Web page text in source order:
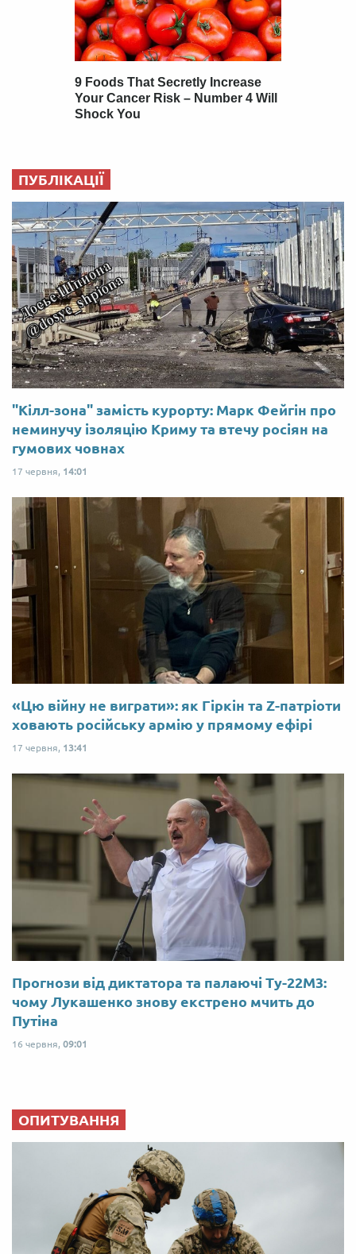
ПУБЛІКАЦІЇ
"Кілл-зона" замість курорту: Марк Фейгін про
неминучу ізоляцію Криму та втечу росіян на
гумових човнах
17 червня, 14:01
«Цю війну не виграти»: як Гіркін та Z-патріоти
ховають російську армію у прямому ефірі
17 червня, 13:41
Прогнози від диктатора та палаючі Ту-22М3:
чому Лукашенко знову екстрено мчить до
Путіна
16 червня, 09:01
ОПИТУВАННЯ